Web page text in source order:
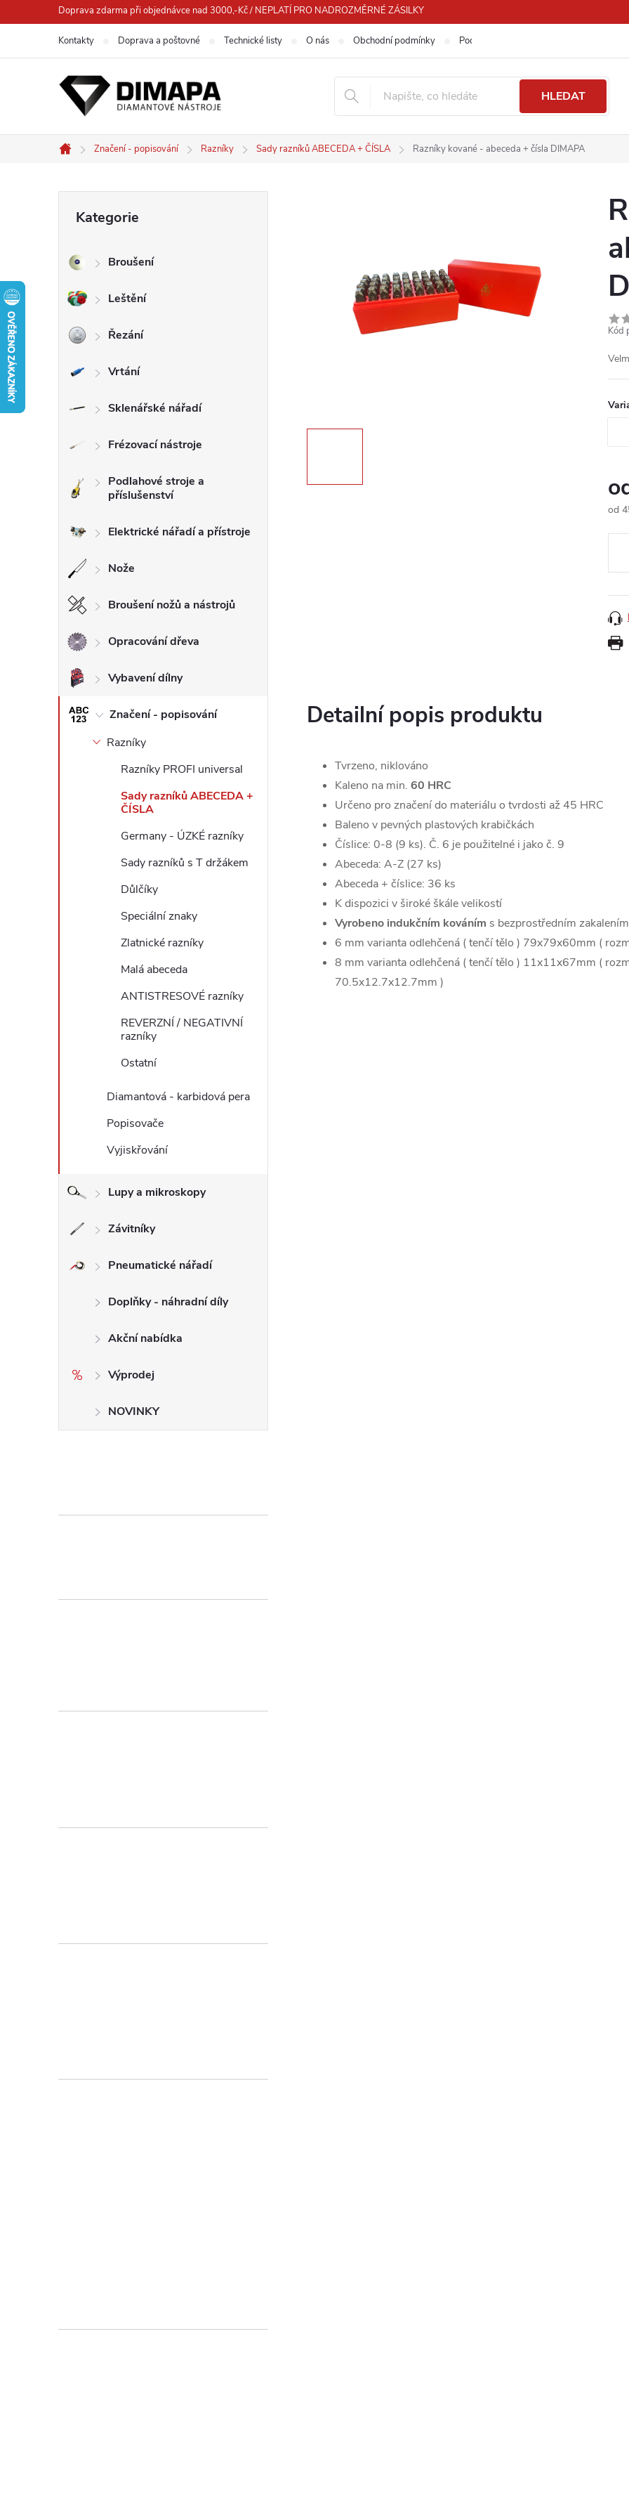
na
Doprava zdarma při objednávce nad 3000,-Kč / NEPLATÍ PRO NADROZMĚRNÉ ZÁSILKY
Kontakty Doprava a poštovné Technické listy O nás Obchodní podmínky Podmínky ochrany osobních údajů
HLEDAT
Domů
Značení - popisování Razníky Sady razníků ABECEDA + ČÍSLA Razníky kované - abeceda + čísla DIMAPA
s
a
n
n
p
n
e
kategorie
Kategorie
Broušení
Leštění
Řezání
Vrtání
Sklenářské nářadí
Frézovací nástroje
Podlahové stroje a
příslušenství
Elektrické nářadí a přístroje
Nože
Broušení nožů a nástrojů
Opracování dřeva
Vybavení dílny
Značení - popisování
Razníky
Razníky PROFI universal
Sady razníků ABECEDA +
ČÍSLA
Germany - ÚZKÉ razníky
Sady razníků s T držákem
Důlčíky
Speciální znaky
Zlatnické razníky
Malá abeceda
ANTISTRESOVÉ razníky
REVERZNÍ / NEGATIVNÍ
razníky
Ostatní
Diamantová - karbidová pera
Popisovače
Vyjiskřování
Lupy a mikroskopy
Závitníky
Pneumatické nářadí
Doplňky - náhradní díly
Akční nabídka
Výprodej
NOVINKY
Kód
od
Detailní popis produktu
Tvrzeno, niklováno
Kaleno na min. 60 HRC
Určeno pro značení do materiálu o tvrdosti až 45 HRC
Baleno v pevných plastových krabičkách
Číslice: 0-8 (9 ks). Č. 6 je použitelné i jako č. 9
Abeceda: A-Z (27 ks)
Abeceda + číslice: 36 ks
K dispozici v široké škále velikostí
Vyrobeno indukčním kováním s bezprostředním zakalením
6 mm varianta odlehčená ( tenčí tělo ) 79x79x60mm (
8 mm varianta odlehčená ( tenčí tělo ) 11x11x67mm (
70.5x12.7x12.7mm )